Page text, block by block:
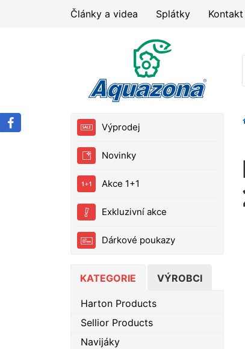
Články a videa Splátky Kontakt
Výprodej
Novinky
Akce 1+1
Exkluzivní akce
Dárkové poukazy
KATEGORIE VÝROBCI
Harton Products
Sellior Products
Navijáky